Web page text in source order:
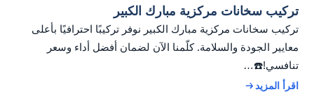
تركيب سخانات مركزية مبارك الكبير
تركيب سخانات مركزية مبارك الكبير نوفر تركيبًا احترافيًا بأعلى
معايير الجودة والسلامة. كلّمنا الآن لضمان أفضل أداء وسعر
تنافسي!☎️…
اقرأ المزيد